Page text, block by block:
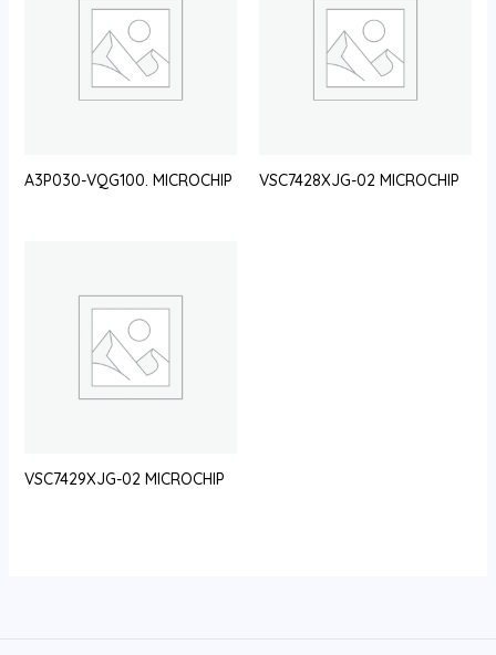
A3P030-VQG100. MICROCHIP VSC7428XJG-02 MICROCHIP
VSC7429XJG-02 MICROCHIP